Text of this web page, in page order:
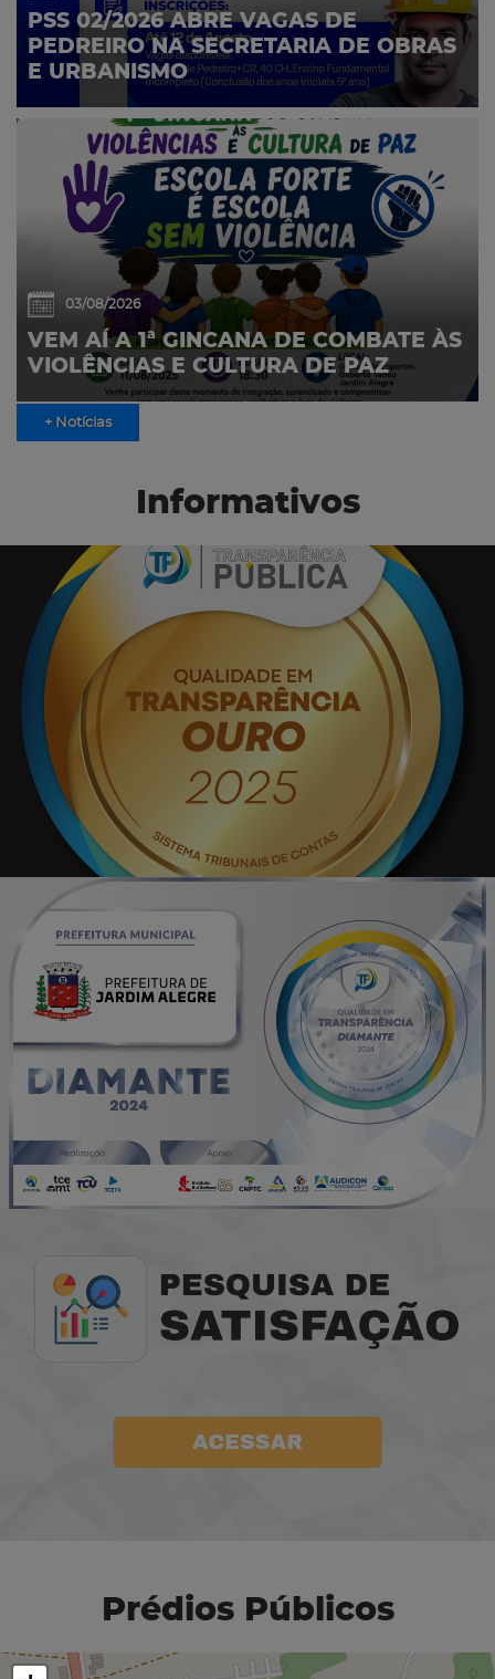
PSS 02/2026 ABRE VAGAS DE
PEDREIRO NA SECRETARIA DE OBRAS
E URBANISMO
03/08/2026
VEM AÍ A 1ª GINCANA DE COMBATE ÀS
VIOLÊNCIAS E CULTURA DE PAZ
+ Notícias
Informativos
Prédios Públicos